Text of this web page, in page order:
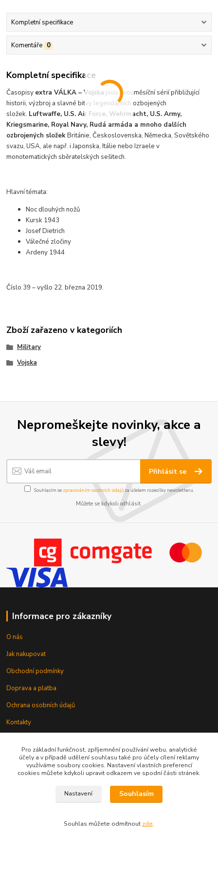
Kompletní specifikace
Komentáře 0
Kompletní specifikace
Časopisy extra VÁLKA – Vojska jsou dvouměsíční sérií přibližující
historii, výzbroj a slavné bitvy legendárních ozbojených
složek. Luftwaffe, U.S. Air Force, Wehrmacht, U.S. Army,
Kriegsmarine, Royal Navy, Rudá armáda a mnoho dalších
ozbrojených složekBritánie, Československa, Německa, Sovětského
svazu, USA, ale např. i Japonska, Itálie nebo Izraele v
monotematických sběratelských sešitech.
Hlavní témata:
Noc dlouhých nožů
Kursk 1943
Josef Dietrich
Válečné zločiny
Ardeny 1944
Číslo 39 – vyšlo 22. března 2019.
Zboží zařazeno v kategoriích
Military
Vojska
Nepromeškejte novinky, akce a
slevy!
Přihlásit se
Souhlasím se zpracováním osobních údajůza účelem rozesílky newsletteru.
Můžete se kdykoli odhlásit.
Informace pro zákazníky
O nás
Jak nakupovat
Obchodní podmínky
Doprava a platba
Ochrana osobních údajů
Kontakty
Pro základní funkčnost, zpříjemnění používání webu, analytické
účely a v případě udělení souhlasu také pro účely cílení reklamy
využíváme soubory cookies. Nastavení vlastních preferencí
cookies můžete kdykoli upravit odkazem ve spodní části stránek.
Nastavení Souhlasím
Souhlas můžete odmítnout zde.